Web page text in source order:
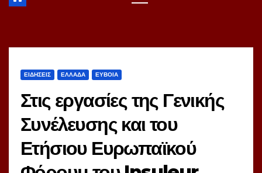
ΕΙΔΗΣΕΙΣ ΕΛΛΑΔΑ ΕΥΒΟΙΑ
Στις εργασίες της Γενικής
Συνέλευσης και του
Ετήσιου Ευρωπαϊκού